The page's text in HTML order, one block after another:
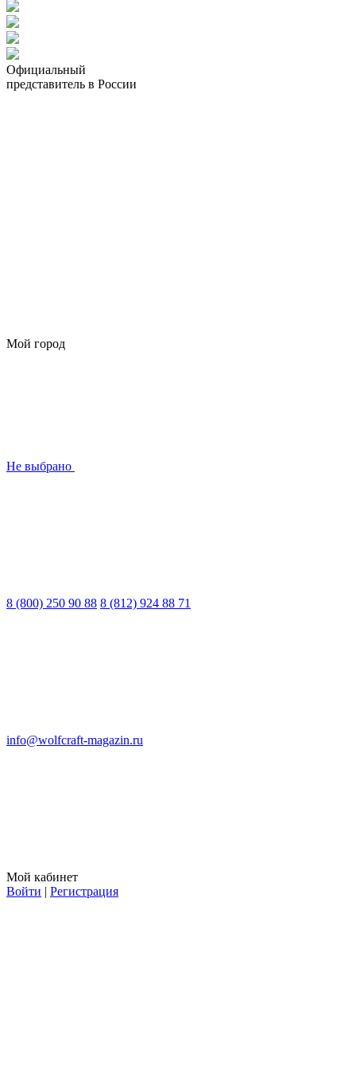
Официальный
представитель в России
Мой город
Не выбрано
8 (800) 250 90 88 8 (812) 924 88 71
info@wolfcraft-magazin.ru
Мой кабинет
Войти | Регистрация